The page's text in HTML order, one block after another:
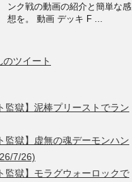
ンク戦の動画の紹介と簡単な感
想を。 動画 デッキ F ...
ツイート
監獄】泥棒プリーストでラン
監獄】虚無の魂デーモンハン
7/26)
監獄】モラグウォーロックで